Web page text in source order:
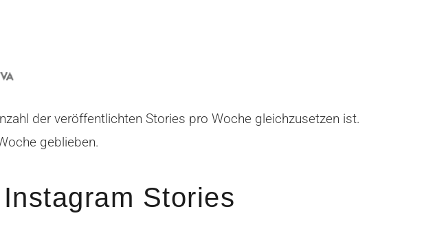
der veröffentlichten Stories pro Woche gleichzusetzen ist.
geblieben.
Stories